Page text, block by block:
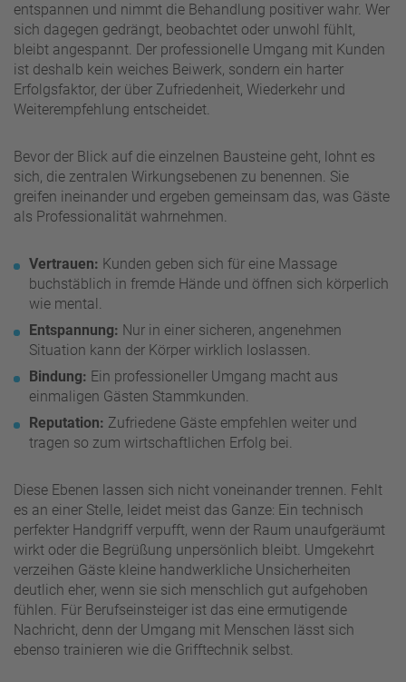
entspannen und nimmt die Behandlung positiver wahr. Wer
sich dagegen gedrängt, beobachtet oder unwohl fühlt,
bleibt angespannt. Der professionelle Umgang mit Kunden
ist deshalb kein weiches Beiwerk, sondern ein harter
Erfolgsfaktor, der über Zufriedenheit, Wiederkehr und
Weiterempfehlung entscheidet.
Bevor der Blick auf die einzelnen Bausteine geht, lohnt es
sich, die zentralen Wirkungsebenen zu benennen. Sie
greifen ineinander und ergeben gemeinsam das, was Gäste
als Professionalität wahrnehmen.
Vertrauen: Kunden geben sich für eine Massage
buchstäblich in fremde Hände und öffnen sich körperlich
wie mental.
Entspannung: Nur in einer sicheren, angenehmen
Situation kann der Körper wirklich loslassen.
Bindung: Ein professioneller Umgang macht aus
einmaligen Gästen Stammkunden.
Reputation: Zufriedene Gäste empfehlen weiter und
tragen so zum wirtschaftlichen Erfolg bei.
Diese Ebenen lassen sich nicht voneinander trennen. Fehlt
es an einer Stelle, leidet meist das Ganze: Ein technisch
perfekter Handgriff verpufft, wenn der Raum unaufgeräumt
wirkt oder die Begrüßung unpersönlich bleibt. Umgekehrt
verzeihen Gäste kleine handwerkliche Unsicherheiten
deutlich eher, wenn sie sich menschlich gut aufgehoben
fühlen. Für Berufseinsteiger ist das eine ermutigende
Nachricht, denn der Umgang mit Menschen lässt sich
ebenso trainieren wie die Grifftechnik selbst.